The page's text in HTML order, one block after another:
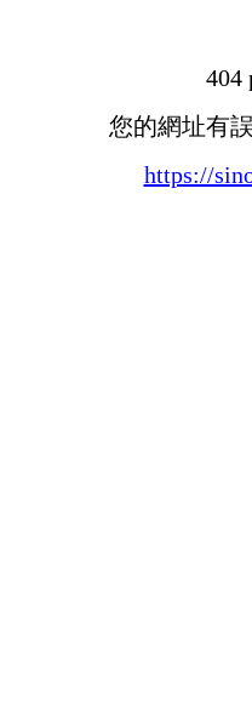
404
您的網址有
https://